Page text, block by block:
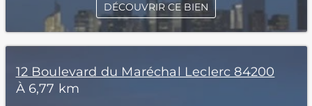
DÉCOUVRIR CE BIEN
12 Boulevard du Maréchal Leclerc 84200
À 6,77 km